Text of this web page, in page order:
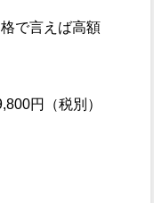
で言えば高額
円（税別）